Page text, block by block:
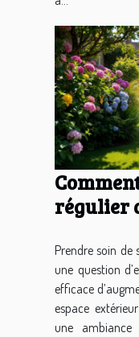
régulier
Prendre soin de
une question
efficace
espace
une